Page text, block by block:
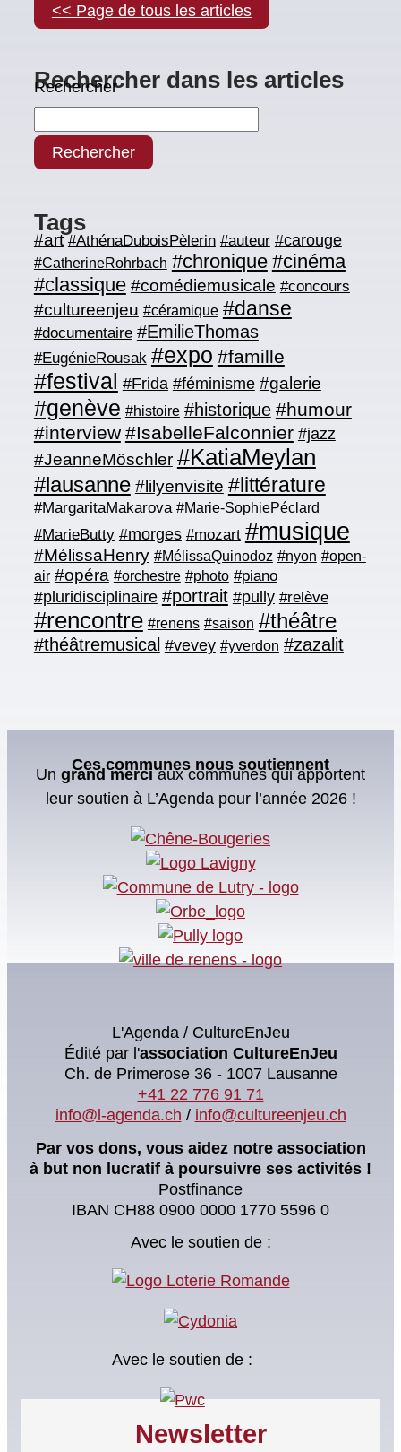
<< Page de tous les articles
Rechercher dans les articles
Rechercher
Rechercher
Tags
#art #AthénaDuboisPèlerin #auteur #carouge
#CatherineRohrbach #chronique #cinéma
#classique #comédiemusicale #concours
#cultureenjeu #céramique #danse
#documentaire #EmilieThomas
#EugénieRousak #expo #famille
#festival #Frida #féminisme #galerie
#genève #histoire #historique #humour
#interview #IsabelleFalconnier #jazz
#JeanneMöschler #KatiaMeylan
#lausanne #lilyenvisite #littérature
#MargaritaMakarova #Marie-SophiePéclard
#MarieButty #morges #mozart #musique
#MélissaHenry #MélissaQuinodoz #nyon #open-
air #opéra #orchestre #photo #piano
#pluridisciplinaire #portrait #pully #relève
#rencontre #renens #saison #théâtre
#théâtremusical #vevey #yverdon #zazalit
Ces communes nous soutiennent
Un grand merciaux communes qui apportent
leur soutien à L’Agenda pour l’année 2026 !
L'Agenda / CultureEnJeu
Édité par l'association CultureEnJeu
Ch. de Primerose 36 - 1007 Lausanne
+41 22 776 91 71
info@l-agenda.ch / info@cultureenjeu.ch
Par vos dons, vous aidez notre association
à but non lucratif à poursuivre ses activités !
Postfinance
IBAN CH88 0900 0000 1770 5596 0
Avec le soutien de :
Avec le soutien de :
Newsletter